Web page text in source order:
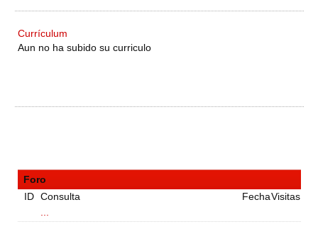
Currículum
Aun no ha subido su curriculo
Foro
ID Consulta FechaVisitas